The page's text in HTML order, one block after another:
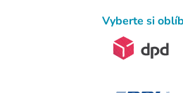
Vyberte si